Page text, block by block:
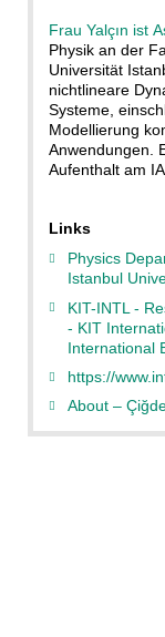
Frau Yalçın ist
Physik an der
Universität
nichtlineare
Systeme,
Modellierung
Anwendungen.
Aufenthalt am
Links
Physics
Istanbul
KIT-INTL -
- KIT
International
https://
About –